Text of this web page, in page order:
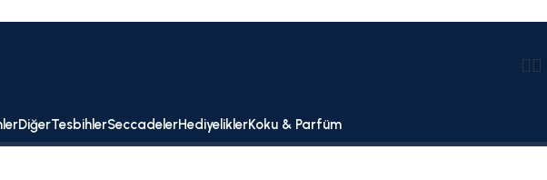
DiğerTesbihlerSeccadelerHediyeliklerKoku & Parfüm